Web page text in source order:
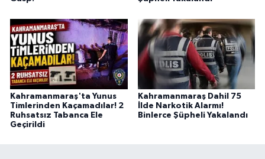
Kahramanmaraş'ta Yunus
Timlerinden Kaçamadılar! 2
Ruhsatsız Tabanca Ele
Geçirildi
Kahramanmaraş Dahil 75
İlde Narkotik Alarmı!
Binlerce Şüpheli Yakalandı